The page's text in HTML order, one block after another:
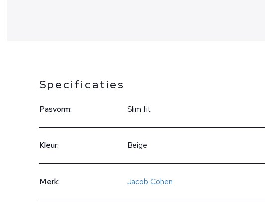
Specificaties
Pasvorm: Slim fit
Kleur: Beige
Merk: Jacob Cohen